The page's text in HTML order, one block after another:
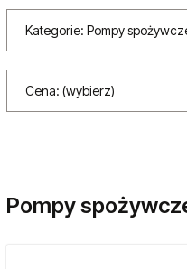
Kategorie: Pompy
Cena: (wybierz)
Pompy